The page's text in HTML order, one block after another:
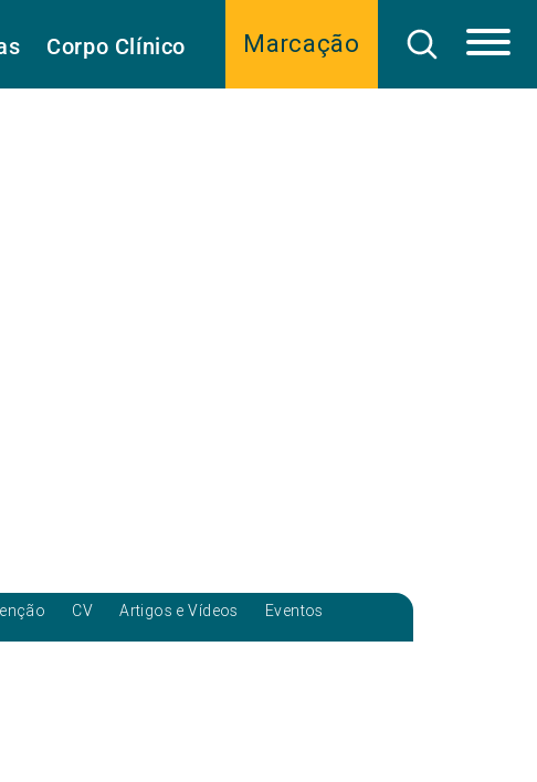
Marcação
Corpo Clínico
CV Artigos e Vídeos Eventos